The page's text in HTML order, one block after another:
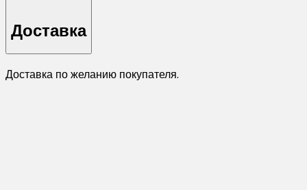
Доставка
Доставка по желанию покупателя.